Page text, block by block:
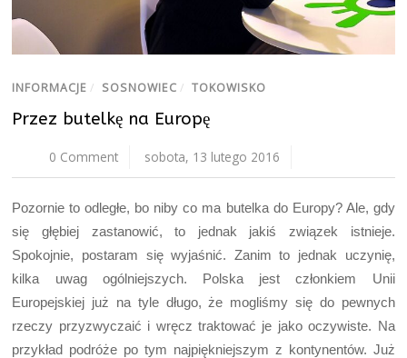
INFORMACJE / SOSNOWIEC / TOKOWISKO
Przez butelkę na Europę
0 Comment sobota, 13 lutego 2016
Pozornie to odległe, bo niby co ma butelka do Europy? Ale, gdy
się głębiej zastanowić, to jednak jakiś związek istnieje.
Spokojnie, postaram się wyjaśnić. Zanim to jednak uczynię,
kilka uwag ogólniejszych. Polska jest członkiem Unii
Europejskiej już na tyle długo, że mogliśmy się do pewnych
rzeczy przyzwyczaić i wręcz traktować je jako oczywiste. Na
przykład podróże po tym najpiękniejszym z kontynentów. Już